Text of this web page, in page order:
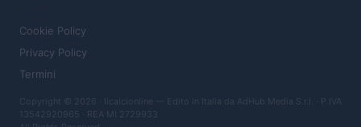
Cookie Policy
Privacy Policy
Termini
Copyright © 2026 · Ilcalcionline — Edito in Italia da AdHub Media S.r.l. · P.IVA
13542920965 · REA MI 2729933